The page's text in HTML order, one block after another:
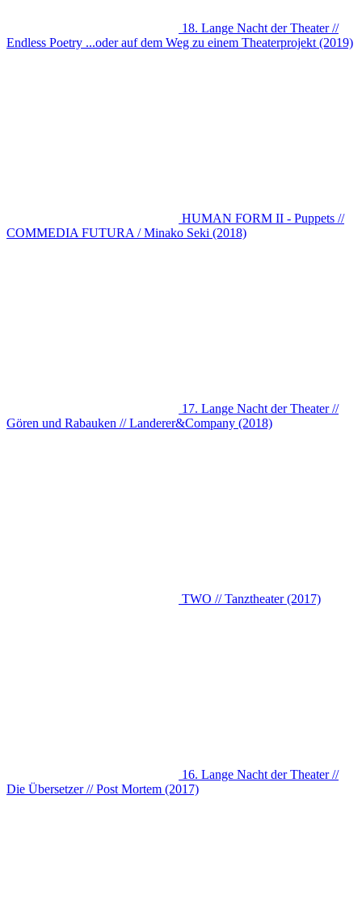
18. Lange Nacht der Theater //
Endless Poetry ...oder auf dem Weg zu einem Theaterprojekt (2019)
HUMAN FORM II - Puppets //
COMMEDIA FUTURA / Minako Seki (2018)
17. Lange Nacht der Theater //
Gören und Rabauken // Landerer&Company (2018)
TWO // Tanztheater (2017)
16. Lange Nacht der Theater //
Die Übersetzer // Post Mortem (2017)